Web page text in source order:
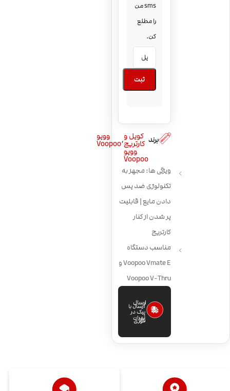
sms من
را مطلع
کن.
ثبت
برند کویل و
کارتریج
ووپو
Voopoo
, ووپو
Voopoo
ویژگی ها: مجهز به
تکنولوژی ضد پس
دادن مایع | قابلیت
پر شدن از کنار
کارتریج
مناسب دستگاه
Voopoo Vmate E و
Voopoo V-Thru
ارسال
فوری
ارسال با
پیک در
تهران